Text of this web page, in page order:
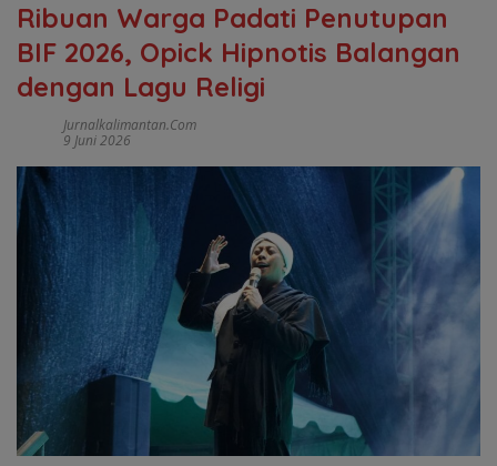
Ribuan Warga Padati Penutupan
BIF 2026, Opick Hipnotis Balangan
dengan Lagu Religi
Jurnalkalimantan.com
9 Juni 2026